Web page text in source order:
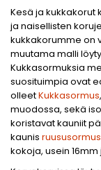
Kesä ja kukkakorut
ja naisellisten
kukkakorumme on
muutama malli
Kukkasormuksia
suosituimpia ovat
olleetKukkasormus
muodossa, sekä
koristavat kauniit
kaunis ruususormus
kokoja, usein